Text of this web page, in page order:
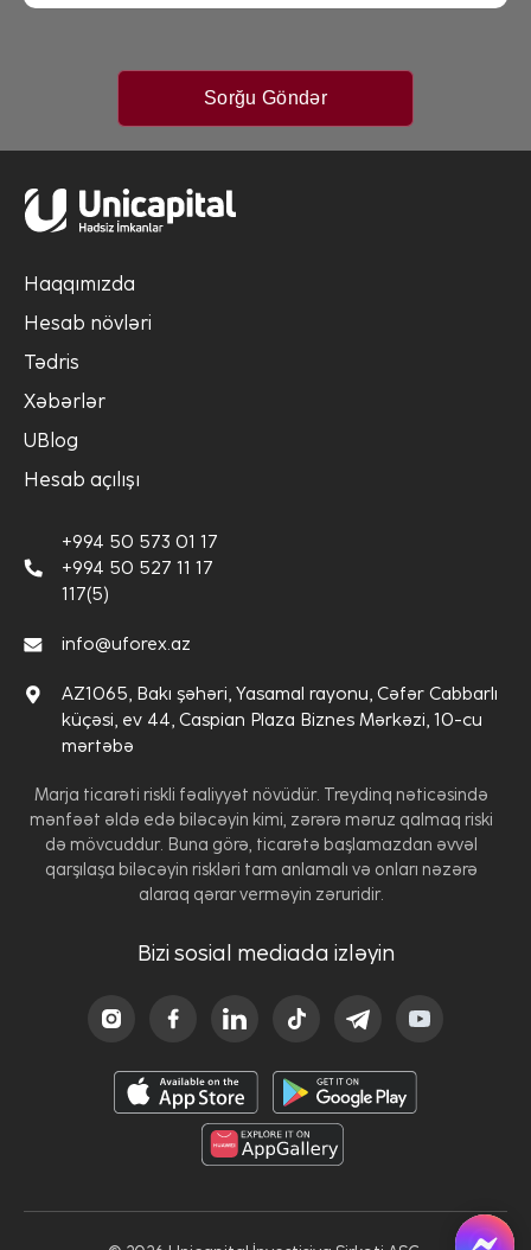
Sorğu Göndər
Haqqımızda
Hesab növləri
Tədris
Xəbərlər
UBlog
Hesab açılışı
+994 50 573 01 17
+994 50 527 11 17
117(5)
info@uforex.az
AZ1065, Bakı şəhəri, Yasamal rayonu, Cəfər Cabbarlı
küçəsi, ev 44, Caspian Plaza Biznes Mərkəzi, 10-cu
mərtəbə
Marja ticarəti riskli fəaliyyət növüdür. Treydinq nəticəsində
mənfəət əldə edə biləcəyin kimi, zərərə məruz qalmaq riski
də mövcuddur. Buna görə, ticarətə başlamazdan əvvəl
qarşılaşa biləcəyin riskləri tam anlamalı və onları nəzərə
alaraq qərar verməyin zəruridir.
Bizi sosial mediada izləyin